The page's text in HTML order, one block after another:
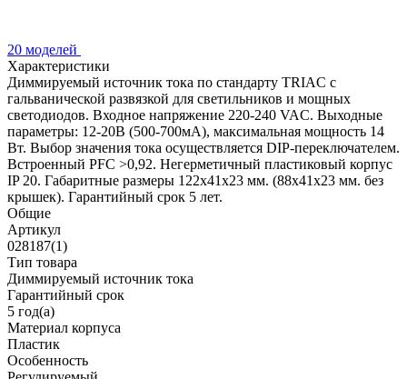
20 моделей
Характеристики
Диммируемый источник тока по стандарту TRIAC с
гальванической развязкой для светильников и мощных
светодиодов. Входное напряжение 220-240 VAC. Выходные
параметры: 12-20В (500-700мА), максимальная мощность 14
Вт. Выбор значения тока осуществляется DIP-переключателем.
Встроенный PFC >0,92. Негерметичный пластиковый корпус
IP 20. Габаритные размеры 122х41х23 мм. (88х41х23 мм. без
крышек). Гарантийный срок 5 лет.
Общие
Артикул
028187(1)
Тип товара
Диммируемый источник тока
Гарантийный срок
5 год(а)
Материал корпуса
Пластик
Особенность